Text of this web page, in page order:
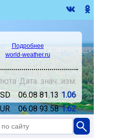
Подробнее
world-weather.ru
Дата знач. изм.
06.08 81.13 1.06
06.08 93.58 1.62